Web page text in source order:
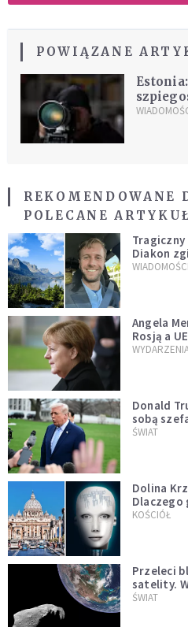
POWIĄZANE
REKOMENDOWANE
POLECANE
Diakon
Angela
Rosją a
Donald
sobą
Muska
ŚWIAT
Dolina
Dlaczego
KOŚCIÓŁ
Przeleci
satelity.
ŚWIAT